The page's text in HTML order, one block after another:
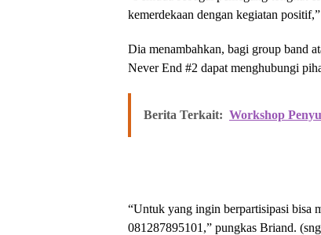
kemerdekaan dengan kegiatan
Dia menambahkan, bagi group band
Never End #2 dapat menghubungi
Berita Terkait: Workshop
“Untuk yang ingin berpartisipasi bisa
081287895101,” pungkas Briand.